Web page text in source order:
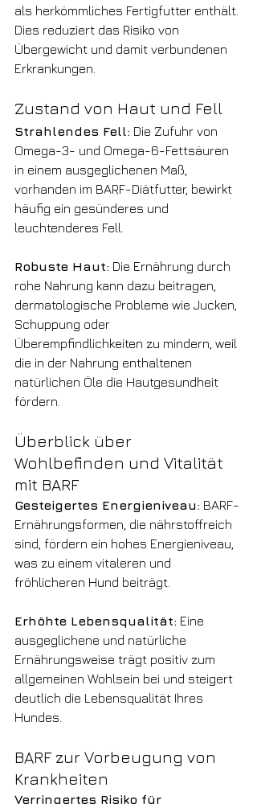
als herkömmliches Fertigfutter enthält.
Dies reduziert das Risiko von
Übergewicht und damit verbundenen
Erkrankungen.
Zustand von Haut und Fell
Strahlendes Fell: Die Zufuhr von
Omega-3- und Omega-6-Fettsäuren
in einem ausgeglichenen Maß,
vorhanden im BARF-Diätfutter, bewirkt
häufig ein gesünderes und
leuchtenderes Fell.
Robuste Haut: Die Ernährung durch
rohe Nahrung kann dazu beitragen,
dermatologische Probleme wie Jucken,
Schuppung oder
Überempfindlichkeiten zu mindern, weil
die in der Nahrung enthaltenen
natürlichen Öle die Hautgesundheit
fördern.
Überblick über
Wohlbefinden und Vitalität
mit BARF
Gesteigertes Energieniveau: BARF-
Ernährungsformen, die nährstoffreich
sind, fördern ein hohes Energieniveau,
was zu einem vitaleren und
fröhlicheren Hund beiträgt.
Erhöhte Lebensqualität: Eine
ausgeglichene und natürliche
Ernährungsweise trägt positiv zum
allgemeinen Wohlsein bei und steigert
deutlich die Lebensqualität Ihres
Hundes.
BARF zur Vorbeugung von
Krankheiten
Verringertes Risiko für